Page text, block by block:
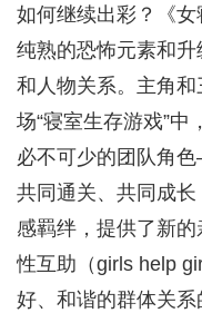
如何继续出彩？《女
纯熟的恐怖元素和
和人物关系。主角
场“寝室生存游戏”
必不可少的团队角
共同通关、共同成
感羁绊，提供了新
性互助（girls help
好、和谐的群体关系